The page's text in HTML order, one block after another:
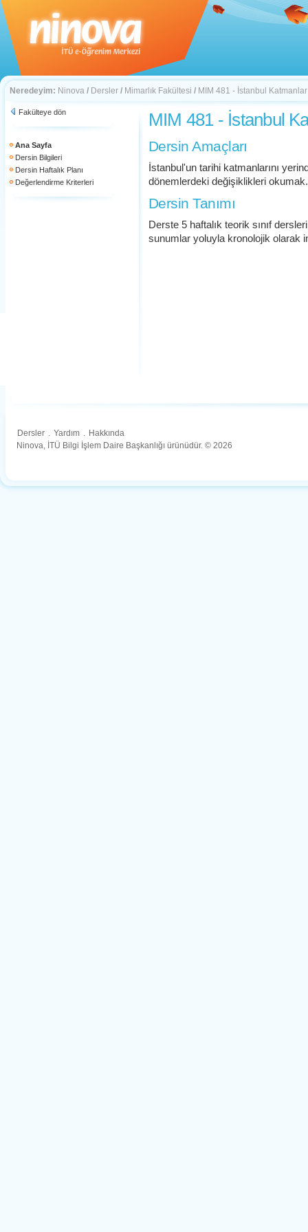
Neredeyim: Ninova / Dersler / Mimarlık Fakültesi / MIM 481 - İstanbul
Fakülteye dön
Ana Sayfa
Dersin Bilgileri
Dersin Haftalık Planı
Değerlendirme Kriterleri
MIM 481 - İstanbul
Dersin Amaçları
İstanbul'un tarihi katmanlarını
dönemlerdeki değişiklikleri okumak.
Dersin Tanımı
Derste 5 haftalık teorik sınıf
sunumlar yoluyla kronolojik olarak
Dersler . Yardım . Hakkında
Ninova, İTÜ Bilgi İşlem Daire Başkanlığı ürünüdür. © 2026